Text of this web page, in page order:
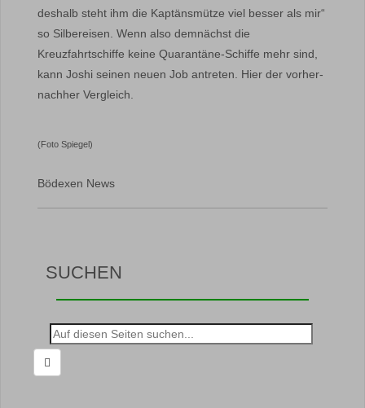
deshalb steht ihm die Kaptänsmütze viel besser als mir“
so Silbereisen. Wenn also demnächst die
Kreuzfahrtschiffe keine Quarantäne-Schiffe mehr sind,
kann Joshi seinen neuen Job antreten. Hier der vorher-
nachher Vergleich.
(Foto Spiegel)
Bödexen News
SUCHEN
Suche
nach: